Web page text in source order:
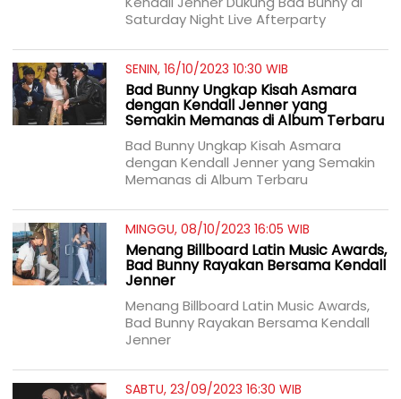
Saturday Night Live Afterparty
SENIN, 16/10/2023 10:30 WIB
Bad Bunny Ungkap Kisah Asmara
dengan Kendall Jenner yang
Semakin Memanas di Album Terbaru
Bad Bunny Ungkap Kisah Asmara
dengan Kendall Jenner yang Semakin
Memanas di Album Terbaru
MINGGU, 08/10/2023 16:05 WIB
Menang Billboard Latin Music Awards,
Bad Bunny Rayakan Bersama Kendall
Jenner
Menang Billboard Latin Music Awards,
Bad Bunny Rayakan Bersama Kendall
Jenner
SABTU, 23/09/2023 16:30 WIB